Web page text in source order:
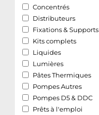
Concentrés
Distributeurs
Fixations & Supports
Kits complets
Liquides
Lumières
Pâtes Thermiques
Pompes Autres
Pompes D5 & DDC
Prêts à l'emploi